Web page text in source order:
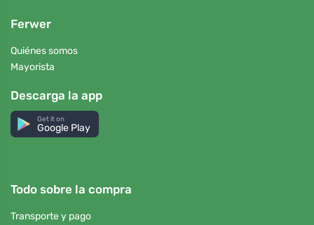
Ferwer
Quiénes somos
Mayorista
Descarga la app
Get it on
Google Play
Todo sobre la compra
Transporte y pago